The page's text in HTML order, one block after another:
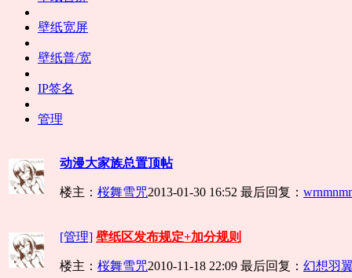
壁纸宽屏
壁纸普/宽
IP签名
管理
动漫大家族总置顶帖
楼主： 桜舞雪咒2013-01-30 16:52 最后回复：
[管理] 壁纸区发布规定+加分规则
楼主： 桜舞雪咒2010-11-18 22:09 最后回复： 幻想羽